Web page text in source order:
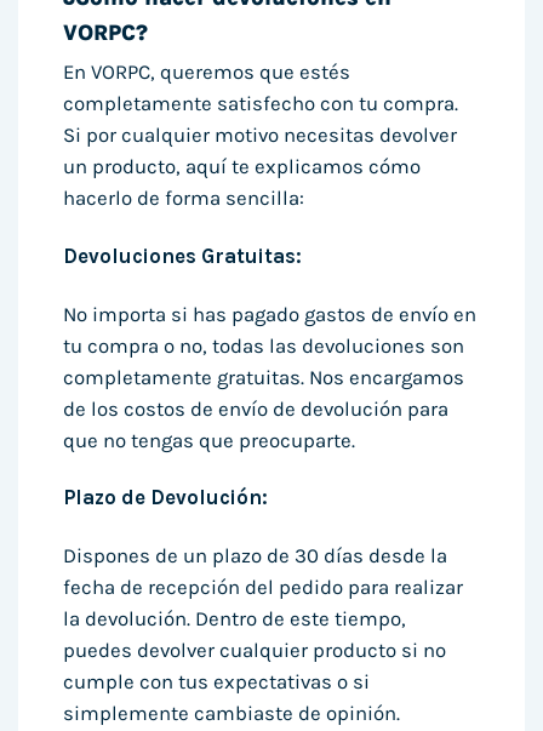
VORPC?
En VORPC, queremos que estés
completamente satisfecho con tu compra.
Si por cualquier motivo necesitas devolver
un producto, aquí te explicamos cómo
hacerlo de forma sencilla:
Devoluciones Gratuitas:
No importa si has pagado gastos de envío en
tu compra o no, todas las devoluciones son
completamente gratuitas. Nos encargamos
de los costos de envío de devolución para
que no tengas que preocuparte.
Plazo de Devolución:
Dispones de un plazo de 30 días desde la
fecha de recepción del pedido para realizar
la devolución. Dentro de este tiempo,
puedes devolver cualquier producto si no
cumple con tus expectativas o si
simplemente cambiaste de opinión.